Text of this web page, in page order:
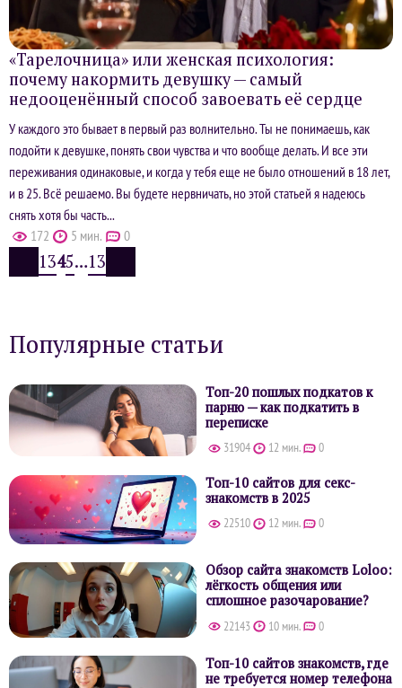
«Тарелочница» или женская психология:
почему накормить девушку — самый
недооценённый способ завоевать её сердце
У каждого это бывает в первый раз волнительно. Ты не понимаешь, как
подойти к девушке, понять свои чувства и что вообще делать. И все эти
переживания одинаковые, и когда у тебя еще не было отношений в 18 лет,
и в 25. Всё решаемо. Вы будете нервничать, но этой статьей я надеюсь
снять хотя бы часть...
172
5 мин. 0
1345…13
Популярные статьи
Топ-20 пошлых подкатов к
парню — как подкатить в
переписке
31904 12 мин. 0
Топ-10 сайтов для секс-
знакомств в 2025
22510 12 мин. 0
Обзор сайта знакомств Loloo:
лёгкость общения или
сплошное разочарование?
22143 10 мин. 0
Топ-10 сайтов знакомств, где
не требуется номер телефона